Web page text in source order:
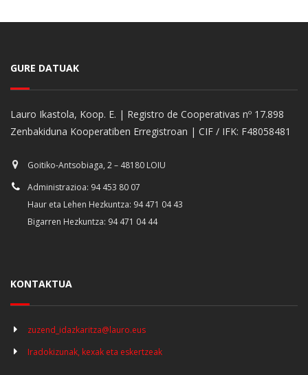
GURE DATUAK
Lauro Ikastola, Koop. E. | Registro de Cooperativas nº 17.898
Zenbakiduna Kooperatiben Erregistroan | CIF / IFK: F48058481
Goitiko-Antsobiaga, 2 – 48180 LOIU
Administrazioa: 94 453 80 07
Haur eta Lehen Hezkuntza: 94 471 04 43
Bigarren Hezkuntza: 94 471 04 44
KONTAKTUA
zuzend_idazkaritza@lauro.eus
Iradokizunak, kexak eta eskertzeak